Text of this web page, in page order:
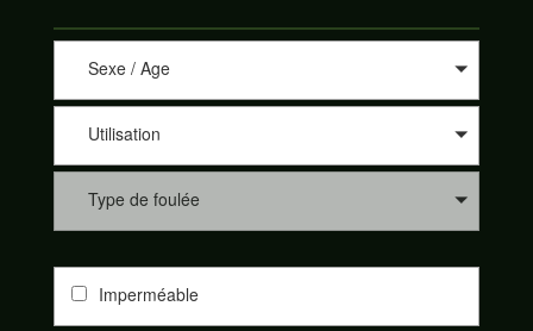
Sexe / Age
Utilisation
Type de foulée
Imperméable